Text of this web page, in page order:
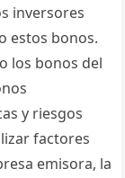
inversores
estos bonos.
los bonos del
y riesgos
factores
emisora, la